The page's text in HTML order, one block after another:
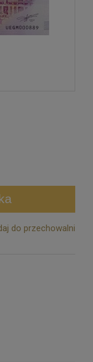
do przechowalni